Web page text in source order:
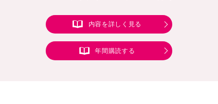
内容を詳しく見る
年間購読する